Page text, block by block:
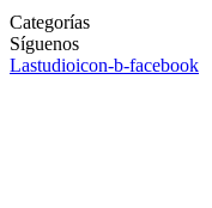
Categorías
Síguenos
Lastudioicon-b-facebook